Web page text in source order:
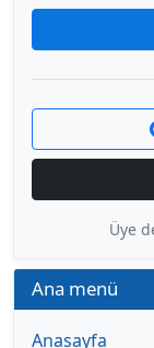
Üye
Ana menü
Anasayfa